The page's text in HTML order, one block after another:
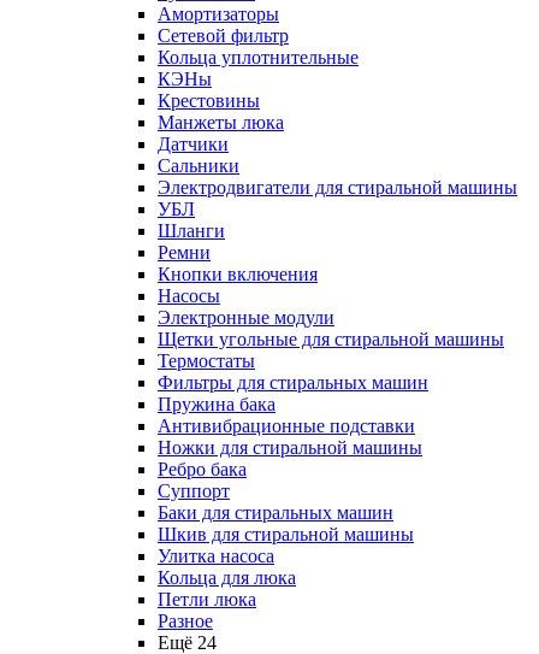
Амортизаторы
Сетевой фильтр
Кольца уплотнительные
КЭНы
Крестовины
Манжеты люка
Датчики
Сальники
Электродвигатели для стиральной машины
УБЛ
Шланги
Ремни
Кнопки включения
Насосы
Электронные модули
Щетки угольные для стиральной машины
Термостаты
Фильтры для стиральных машин
Пружина бака
Антивибрационные подставки
Ножки для стиральной машины
Ребро бака
Суппорт
Баки для стиральных машин
Шкив для стиральной машины
Улитка насоса
Кольца для люка
Петли люка
Разное
Ещё 24